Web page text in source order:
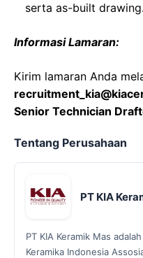
serta as-built drawing.
Informasi Lamaran:
Kirim lamaran Anda
Senior Technician
Tentang Perusahaan
PT KIA
PT KIA Keramik Mas
Keramika Indonesia